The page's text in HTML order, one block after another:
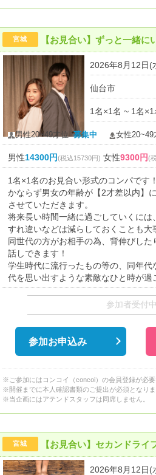
宮城 【お見合い】ずっと一緒に
2026年8月12日
仙台市
1名×1名 ~ 1名×1
男性20~49才位募集中 女性20~49
男性14300円(税込15730円) 女性9300円(
1名×1名のお見合い形式のコンパです！
かならず男女の年齢が【2才差以内】
させていただきます。
将来長い時間一緒に過ごしていくに
すれ違いなどは減らしておくことも大
同世代の方がお相手の為、背伸びし
話しできます！
学生時代に流行ったもの等の、同年
代を思い出すような素敵なひと時が過
参加者受付中
参加お申込み
※ご参加にはコンコイ（concoi）の会員登録が必要
※開催までに本人確認書類のご提出が必須となりま
※当企画にはアテンドスタッフは同席しません。
宮城 【お見合い】セカンドラ
2026年8月12日